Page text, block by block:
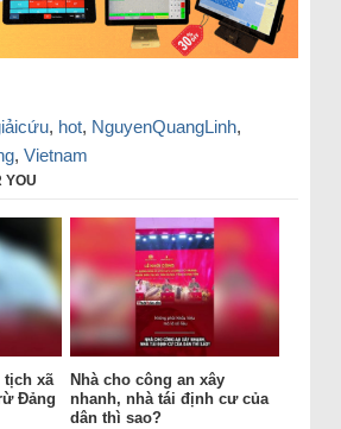
, hot, NguyenQuangLinh,
, Vietnam
YOU
tịch xã
Đảng
Nhà cho công an xây
nhanh, nhà tái định cư của
dân thì sao?